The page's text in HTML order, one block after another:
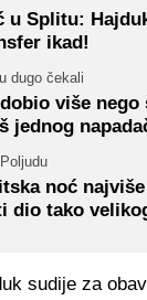
u Splitu:
ikad!
dugo čekali
više
jednog
noć
dio tako
sudije za